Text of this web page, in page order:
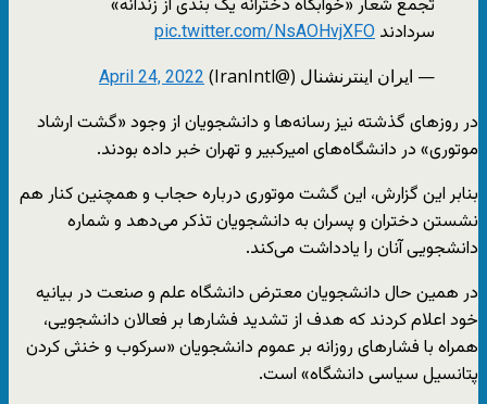
تجمع شعار «‌خوابگاه دخترانه یک بندی از زندانه»
سردادند pic.twitter.com/NsAOHvjXFO
— ايران اينترنشنال (@IranIntl)
April 24, 2022
در روزهای گذشته نیز رسانه‌ها و دانشجویان از وجود «گشت ارشاد
موتوری» در دانشگاه‌های امیرکبیر و تهران خبر داده بودند.
بنابر این گزارش، این گشت موتوری درباره حجاب و همچنین کنار هم
نشستن دختران و پسران به دانشجویان تذکر می‌دهد و شماره
دانشجویی آنان را یادداشت می‌کند.
در همین حال دانشجویان معترض دانشگاه علم و صنعت در بیانیه
خود اعلام کردند که هدف از تشدید فشارها بر فعالان دانشجویی،
همراه با فشارهای روزانه بر عموم دانشجویان «سرکوب و خنثی کردن
پتانسیل سیاسی دانشگاه» است.